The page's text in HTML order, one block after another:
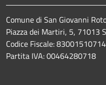
Comune di San Giovanni
Piazza dei Martiri, 5, 71013
Codice Fiscale: 83001510714
Partita IVA: 00464280718